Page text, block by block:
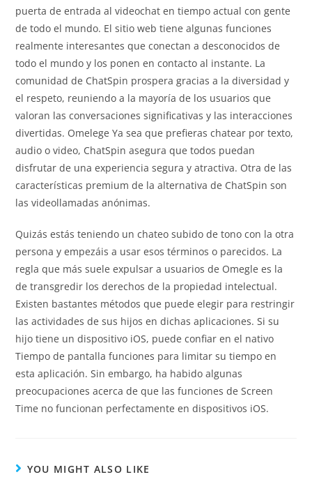
puerta de entrada al videochat en tiempo actual con gente
de todo el mundo. El sitio web tiene algunas funciones
realmente interesantes que conectan a desconocidos de
todo el mundo y los ponen en contacto al instante. La
comunidad de ChatSpin prospera gracias a la diversidad y
el respeto, reuniendo a la mayoría de los usuarios que
valoran las conversaciones significativas y las interacciones
divertidas. Omelege Ya sea que prefieras chatear por texto,
audio o video, ChatSpin asegura que todos puedan
disfrutar de una experiencia segura y atractiva. Otra de las
características premium de la alternativa de ChatSpin son
las videollamadas anónimas.
Quizás estás teniendo un chateo subido de tono con la otra
persona y empezáis a usar esos términos o parecidos. La
regla que más suele expulsar a usuarios de Omegle es la
de transgredir los derechos de la propiedad intelectual.
Existen bastantes métodos que puede elegir para restringir
las actividades de sus hijos en dichas aplicaciones. Si su
hijo tiene un dispositivo iOS, puede confiar en el nativo
Tiempo de pantalla funciones para limitar su tiempo en
esta aplicación. Sin embargo, ha habido algunas
preocupaciones acerca de que las funciones de Screen
Time no funcionan perfectamente en dispositivos iOS.
YOU MIGHT ALSO LIKE